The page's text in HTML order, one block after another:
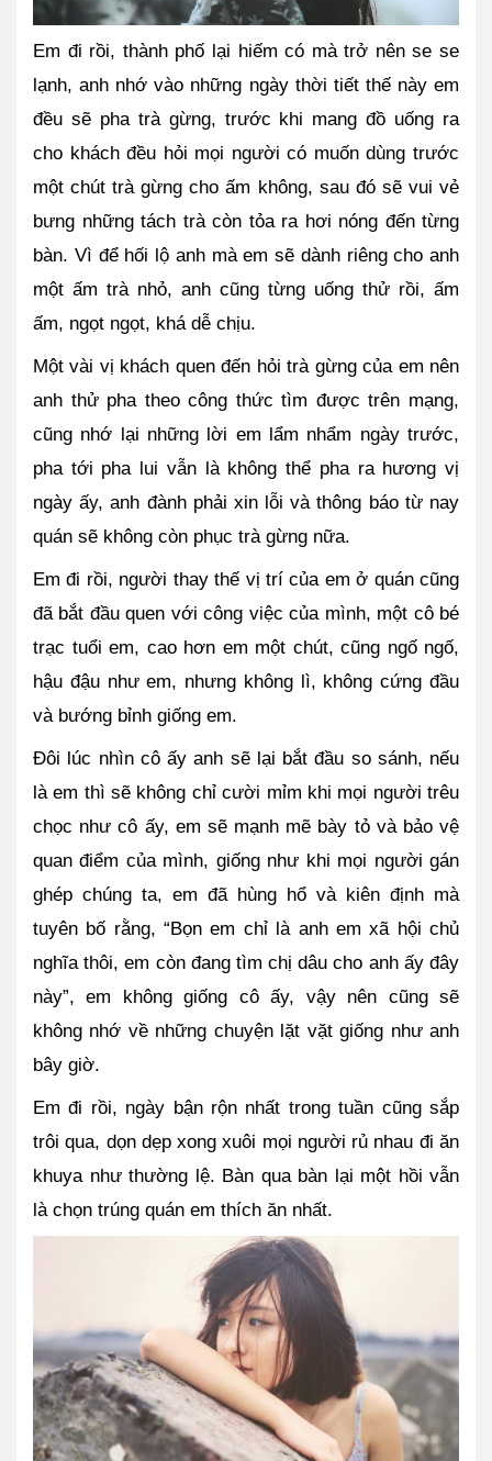
Em đi rồi, thành phố lại hiếm có mà trở nên se se
lạnh, anh nhớ vào những ngày thời tiết thế này em
đều sẽ pha trà gừng, trước khi mang đồ uống ra
cho khách đều hỏi mọi người có muốn dùng trước
một chút trà gừng cho ấm không, sau đó sẽ vui vẻ
bưng những tách trà còn tỏa ra hơi nóng đến từng
bàn. Vì để hối lộ anh mà em sẽ dành riêng cho anh
một ấm trà nhỏ, anh cũng từng uống thử rồi, ấm
ấm, ngọt ngọt, khá dễ chịu.
Một vài vị khách quen đến hỏi trà gừng của em nên
anh thử pha theo công thức tìm được trên mạng,
cũng nhớ lại những lời em lẩm nhẩm ngày trước,
pha tới pha lui vẫn là không thể pha ra hương vị
ngày ấy, anh đành phải xin lỗi và thông báo từ nay
quán sẽ không còn phục trà gừng nữa.
Em đi rồi, người thay thế vị trí của em ở quán cũng
đã bắt đầu quen với công việc của mình, một cô bé
trạc tuổi em, cao hơn em một chút, cũng ngố ngố,
hậu đậu như em, nhưng không lì, không cứng đầu
và bướng bỉnh giống em.
Đôi lúc nhìn cô ấy anh sẽ lại bắt đầu so sánh, nếu
là em thì sẽ không chỉ cười mỉm khi mọi người trêu
chọc như cô ấy, em sẽ mạnh mẽ bày tỏ và bảo vệ
quan điểm của mình, giống như khi mọi người gán
ghép chúng ta, em đã hùng hổ và kiên định mà
tuyên bố rằng, “Bọn em chỉ là anh em xã hội chủ
nghĩa thôi, em còn đang tìm chị dâu cho anh ấy đây
này”, em không giống cô ấy, vậy nên cũng sẽ
không nhớ về những chuyện lặt vặt giống như anh
bây giờ.
Em đi rồi, ngày bận rộn nhất trong tuần cũng sắp
trôi qua, dọn dẹp xong xuôi mọi người rủ nhau đi ăn
khuya như thường lệ. Bàn qua bàn lại một hồi vẫn
là chọn trúng quán em thích ăn nhất.